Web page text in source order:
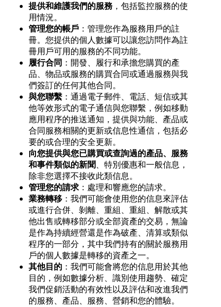
提供和維護我們的服務 ，包括監控服務的使
用情況。
管理您的帳戶 ：管理您作為服務用戶的註
冊。您提供的個人數據可以讓您訪問作為註
冊用戶可用的服務的不同功能。
履行合同 ：開發、履行和承擔您購買的產
品、物品或服務的購買合同或通過服務與我
們簽訂的任何其他合同。
與您聯繫 ：通過電子郵件、電話、短信或其
他等效形式的電子通信與您聯繫，例如移動
應用程序的推送通知，提供與功能、產品或
合同服務相關的更新或信息性通信，包括必
要的或合理的安全更新。
向您提供與您已購買或查詢過的產品、服務
和事件類似的新聞、特別優惠和一般信息，
除非您選擇不接收此類信息。
管理您的請求：處理和響應您的請求。
業務轉移 ：我們可能會使用您的信息來評估
或進行合併、剝離、重組、重組、解散或其
他出售或轉移部分或全部資產的交易，無論
是作為持續經營還是作為破產、清算或類似
程序的一部分，其中我們持有的關於服務用
戶的個人數據是轉移的資產之一。
其他目的 ：我們可能會將您的信息用於其他
目的，例如數據分析、識別使用趨勢、確定
我們促銷活動的有效性以及評估和改進我們
的服務、產品、服務、營銷和您的體驗。